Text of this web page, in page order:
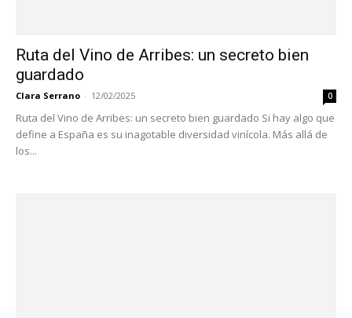
Ruta del Vino de Arribes: un secreto bien
guardado
Clara Serrano - 12/02/2025 0
Ruta del Vino de Arribes: un secreto bien guardado Si hay algo que
define a España es su inagotable diversidad vinícola. Más allá de
los...